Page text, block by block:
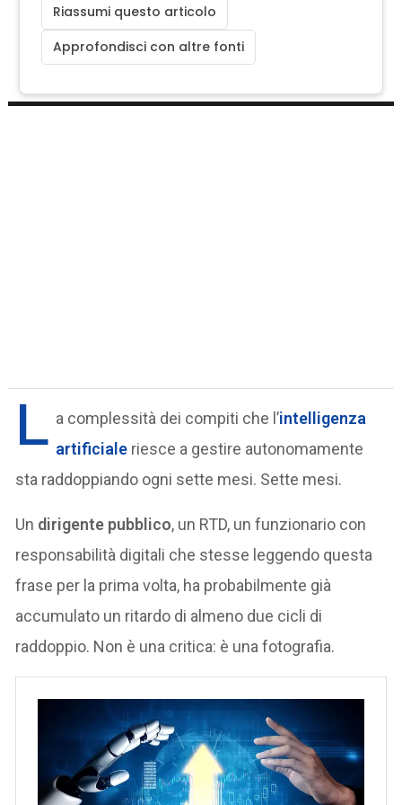
Riassumi questo articolo
Approfondisci con altre fonti
L a complessità dei compiti che l’intelligenza
artificiale riesce a gestire autonomamente
sta raddoppiando ogni sette mesi. Sette mesi.
Un dirigente pubblico, un RTD, un funzionario con
responsabilità digitali che stesse leggendo questa
frase per la prima volta, ha probabilmente già
accumulato un ritardo di almeno due cicli di
raddoppio. Non è una critica: è una fotografia.